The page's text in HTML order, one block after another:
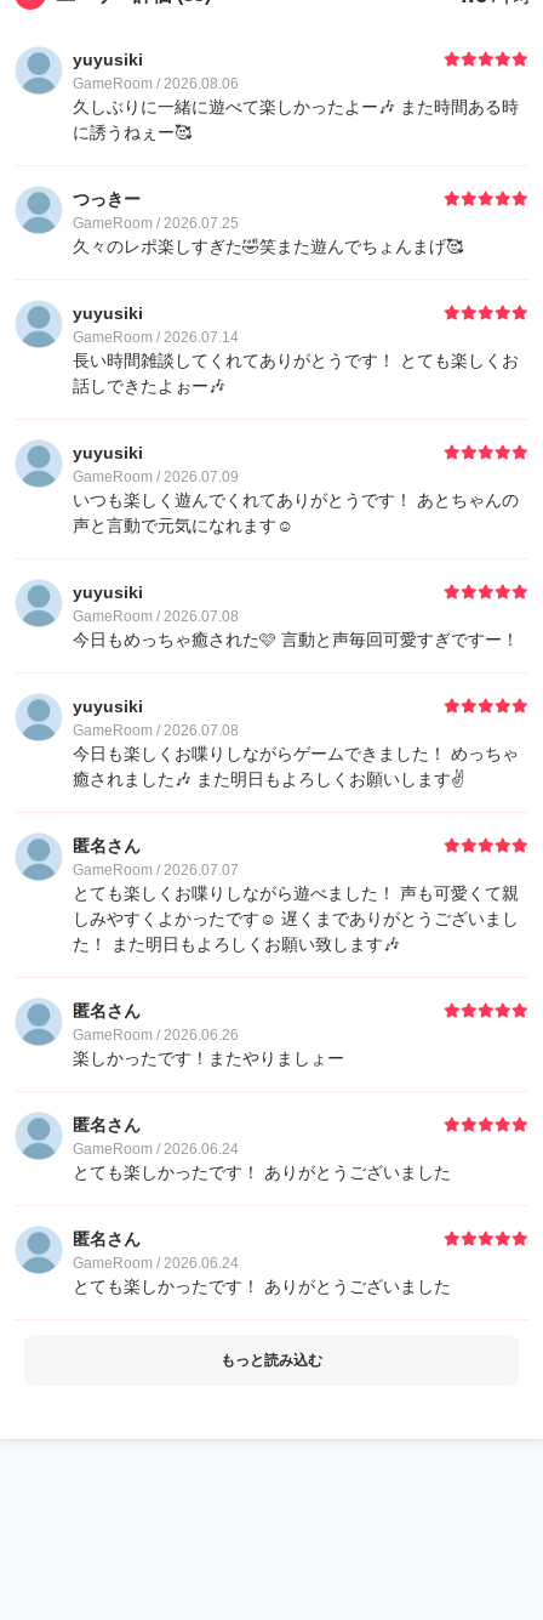
シゲ・ノゴローZZ 10
yuyusiki
GameRoom / 2026.08.06
久しぶりに一緒に遊べて楽しかったよー🎶 また時間ある時
に誘うねぇー🥰
つっきー
GameRoom / 2026.07.25
久々のレポ楽しすぎた🤣笑また遊んでちょんまげ🥰
yuyusiki
GameRoom / 2026.07.14
長い時間雑談してくれてありがとうです！ とても楽しくお
話しできたよぉー🎶
yuyusiki
GameRoom / 2026.07.09
いつも楽しく遊んでくれてありがとうです！ あとちゃんの
声と言動で元気になれます☺️
yuyusiki
GameRoom / 2026.07.08
今日もめっちゃ癒された🩷 言動と声毎回可愛すぎですー！
yuyusiki
GameRoom / 2026.07.08
今日も楽しくお喋りしながらゲームできました！ めっちゃ
癒されました🎶 また明日もよろしくお願いします✌️
匿名さん
GameRoom / 2026.07.07
とても楽しくお喋りしながら遊べました！ 声も可愛くて親
しみやすくよかったです☺️ 遅くまでありがとうございまし
た！ また明日もよろしくお願い致します🎶
匿名さん
GameRoom / 2026.06.26
楽しかったです！またやりましょー
匿名さん
GameRoom / 2026.06.24
とても楽しかったです！ ありがとうございました
匿名さん
GameRoom / 2026.06.24
とても楽しかったです！ ありがとうございました
もっと読み込む